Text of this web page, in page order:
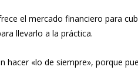
el mercado financiero para
llevarlo a la práctica.
«lo de siempre», porque